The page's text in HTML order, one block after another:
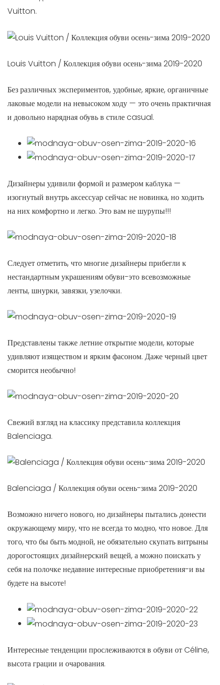
Vuitton.
Louis Vuitton / Коллекция обуви осень-зима 2019-2020
Без различных экспериментов, удобные, яркие, органичные
лаковые модели на невысоком ходу — это очень практичная
и довольно нарядная обувь в стиле casual.
Дизайнеры удивили формой и размером каблука —
изогнутый внутрь аксессуар сейчас не новинка, но ходить
на них комфортно и легко. Это вам не шурупы!!!
Следует отметить, что многие дизайнеры прибегли к
нестандартным украшениям обуви-это всевозможные
ленты, шнурки, завязки, узелочки.
Представлены также летние открытие модели, которые
удивляют изяществом и ярким фасоном. Даже черный цвет
сморится необычно!
Свежий взгляд на классику представила коллекция
Balenciaga.
Balenciaga / Коллекция обуви осень-зима 2019-2020
Возможно ничего нового, но дизайнеры пытались донести
окружающему миру, что не всегда то модно, что новое. Для
того, что бы быть модной, не обязательно скупать витрыны
дорогостоящих дизайнерский вещей, а можно поискать у
себя на полочке недавние интересные приобретения-и вы
будете на высоте!
Интересные тенденции прослеживаются в обуви от Céline,
высота грации и очарования.